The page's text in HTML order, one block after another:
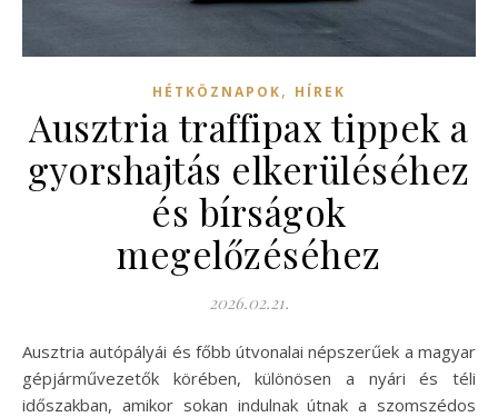
HÉTKÖZNAPOK, HÍREK
Ausztria traffipax tippek a
gyorshajtás elkerüléséhez
és bírságok
megelőzéséhez
2026.02.21.
Ausztria autópályái és főbb útvonalai népszerűek a magyar
gépjárművezetők körében, különösen a nyári és téli
időszakban, amikor sokan indulnak útnak a szomszédos